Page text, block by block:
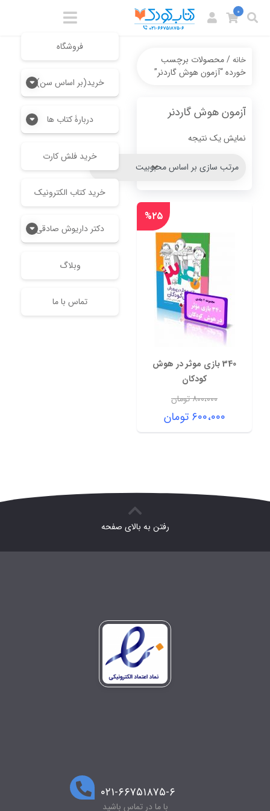
فروشگاه
خرید(بر اساس سن)
دربارۀ کتاب ها
خرید فلش کارت
خرید کتاب الکترونیک
دکتر داریوش صادقی
وبلاگ
تماس با ما
0
خانه/ محصولات برچسب
خورده “آزمون هوش گاردنر”
آزمون هوش گاردنر
نمایش یک نتیجه
340 بازی موثر در هوش
کودکان
۸۰۰،۰۰۰تومان
قیمت
اصلی:
۶۰۰،۰۰۰ تومان
قیمت
%۲۵
رفتن به بالای صفحه
۰۲۱-۶۶۷۵۱۸۷۵-۶
با ما در تماس باشید